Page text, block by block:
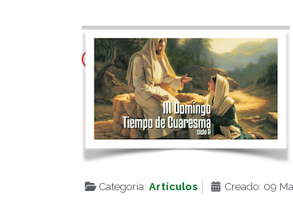
Categoría:Artículos Creado: 09